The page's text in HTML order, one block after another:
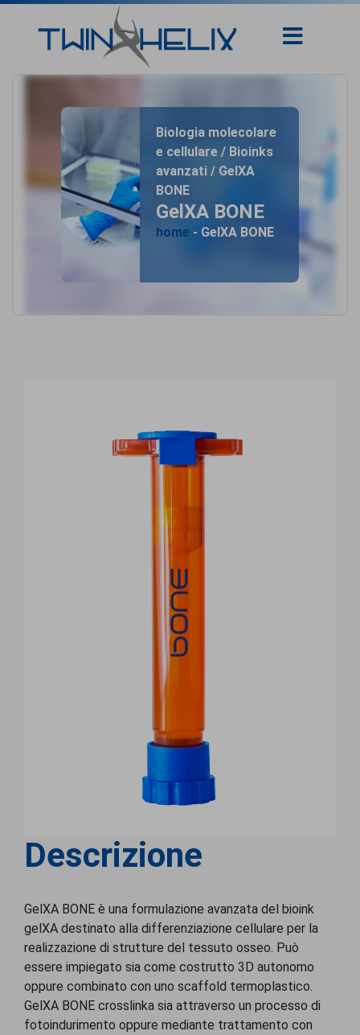
Biologia molecolare
e cellulare / Bioinks
avanzati / GelXA
BONE
GelXA BONE
home - GelXA BONE
Descrizione
GelXA BONE è una formulazione avanzata del bioink
gelXA destinato alla differenziazione cellulare per la
realizzazione di strutture del tessuto osseo. Può
essere impiegato sia come costrutto 3D autonomo
oppure combinato con uno scaffold termoplastico.
GelXA BONE crosslinka sia attraverso un processo di
fotoindurimento oppure mediante trattamento con